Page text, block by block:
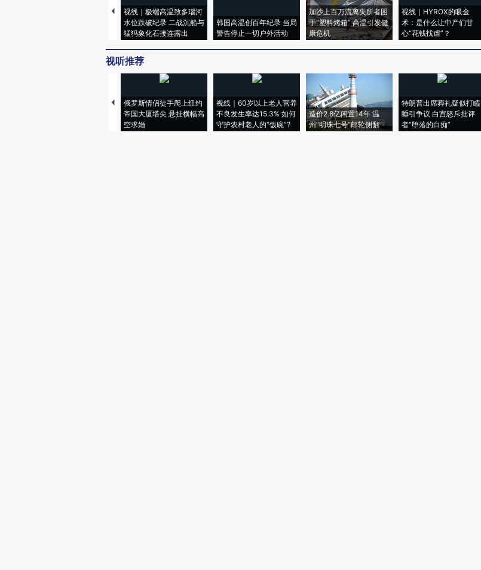
视线｜极端高温致多瑙河
水位跌破纪录 二战沉船与
猛犸象化石接连露出
韩国高温创百年纪录 当局
警告停止一切户外活动
加沙上百万流离失所者困
于“塑料烤箱” 高温引发健
康危机
视线｜HYROX的吸金
术：是什么让中产们甘
心“花钱找虐”？
视听推荐
俄罗斯情侣徒手爬上纽约
帝国大厦塔尖 悬挂横幅高
空求婚
视线｜60岁以上老人营养
不良发生率达15.3% 如何
守护农村老人的“饭碗”?
造价2.8亿闲置14年 温
州“明珠七号”邮轮侧翻
特朗普出席葬礼疑似打瞌
睡引争议 白宫怒斥批评
者“堕落的白痴”